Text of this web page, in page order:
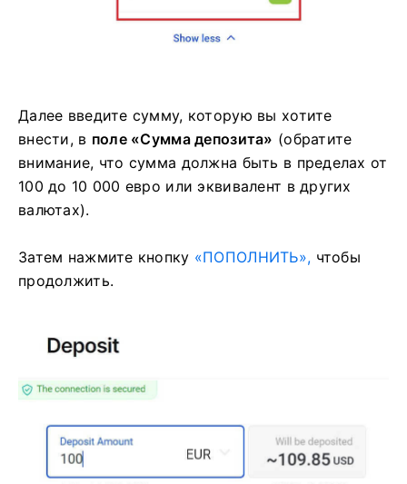
Далее введите сумму, которую вы хотите
внести, в поле «Сумма депозита» (обратите
внимание, что сумма должна быть в пределах от
100 до 10 000 евро или эквивалент в других
валютах).
Затем нажмите кнопку «ПОПОЛНИТЬ», чтобы
продолжить.